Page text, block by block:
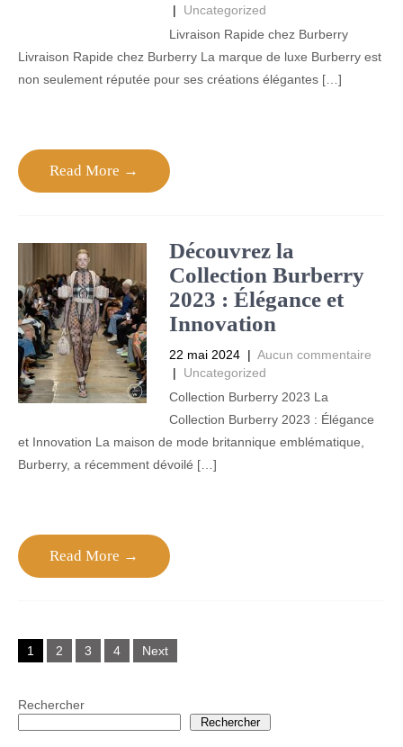
| Uncategorized
Livraison Rapide chez Burberry
Livraison Rapide chez Burberry La marque de luxe Burberry est
non seulement réputée pour ses créations élégantes […]
Read More →
Découvrez la
Collection Burberry
2023 : Élégance et
Innovation
22 mai 2024 | Aucun commentaire
| Uncategorized
Collection Burberry 2023 La
Collection Burberry 2023 : Élégance
et Innovation La maison de mode britannique emblématique,
Burberry, a récemment dévoilé […]
Read More →
Posts
navigation
1 2 3 4 Next
Rechercher
Rechercher